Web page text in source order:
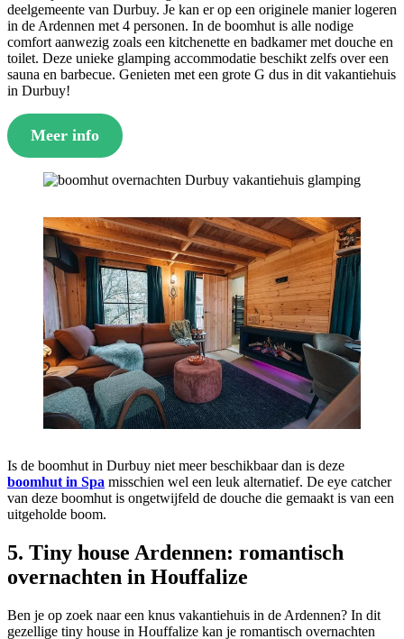
deelgemeente van Durbuy. Je kan er op een originele manier logeren
in de Ardennen met 4 personen. In de boomhut is alle nodige
comfort aanwezig zoals een kitchenette en badkamer met douche en
toilet. Deze unieke glamping accommodatie beschikt zelfs over een
sauna en barbecue. Genieten met een grote G dus in dit vakantiehuis
in Durbuy!
Meer info
Is de boomhut in Durbuy niet meer beschikbaar dan is deze
boomhut in Spa misschien wel een leuk alternatief. De eye catcher
van deze boomhut is ongetwijfeld de douche die gemaakt is van een
uitgeholde boom.
5. Tiny house Ardennen: romantisch
overnachten in Houffalize
Ben je op zoek naar een knus vakantiehuis in de Ardennen? In dit
gezellige tiny house in Houffalize kan je romantisch overnachten